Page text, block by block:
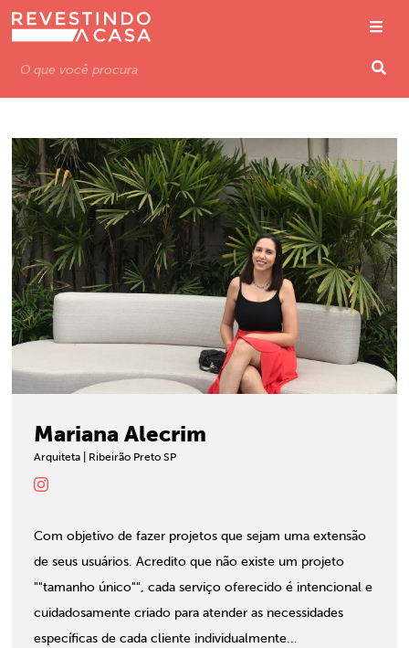
Mariana Alecrim
Arquiteta | Ribeirão Preto SP
Com objetivo de fazer projetos que sejam uma extensão
de seus usuários. Acredito que não existe um projeto
""tamanho único"", cada serviço oferecido é intencional e
cuidadosamente criado para atender as necessidades
específicas de cada cliente individualmente...